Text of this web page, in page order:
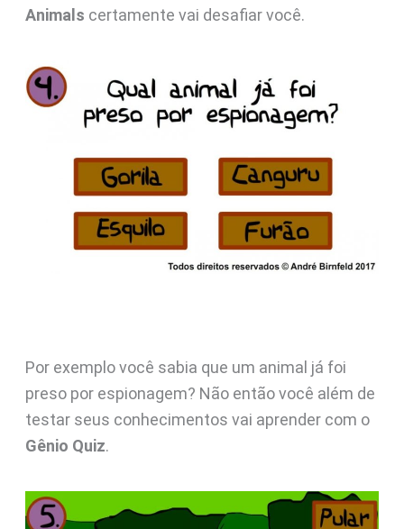
Animals certamente vai desafiar você.
Por exemplo você sabia que um animal já foi
preso por espionagem? Não então você além de
testar seus conhecimentos vai aprender com o
Gênio Quiz.